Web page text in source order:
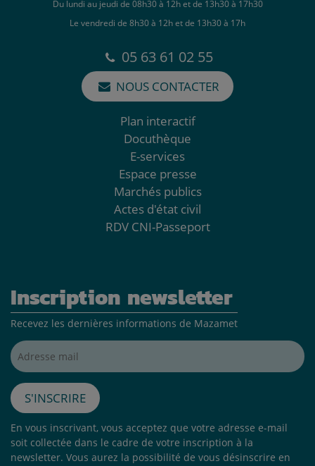
Du lundi au jeudi de 08h30 à 12h et de 13h30 à 17h30
Le vendredi de 8h30 à 12h et de 13h30 à 17h
05 63 61 02 55
NOUS CONTACTER
Plan interactif
Docuthèque
E-services
Espace presse
Marchés publics
Actes d'état civil
RDV CNI-Passeport
Inscription newsletter
Recevez les dernières informations de Mazamet
Adresse mail*
S'inscrire
En vous inscrivant, vous acceptez que votre adresse e-mail
soit collectée dans le cadre de votre inscription à la
newsletter. Vous aurez la possibilité de vous désinscrire en